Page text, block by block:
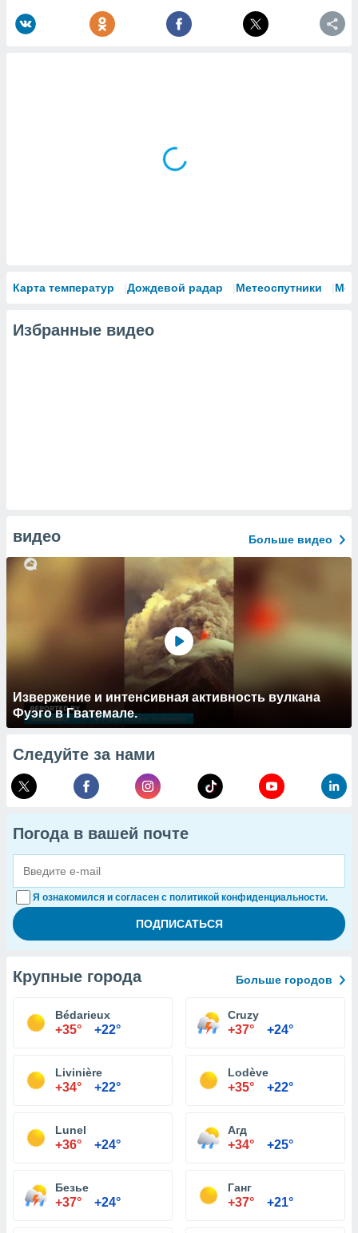
Карта температур Дождевой радар Метеоспутники
Избранные видео
видео Больше видео
Извержение и интенсивная активность вулкана
Фуэго в Гватемале.
Следуйте за нами
Погода в вашей почте
Я ознакомился и согласен с политикой конфиденциальности.
Крупные города Больше городов
Bédarieux
+35° +22°
Cruzy
+37° +24°
Livinière
+34° +22°
Lodève
+35° +22°
Lunel
+36° +24°
Агд
+34° +25°
Безье
+37° +24°
Ганг
+37° +21°